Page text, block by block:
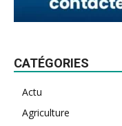
CATÉGORIES
Actu
Agriculture